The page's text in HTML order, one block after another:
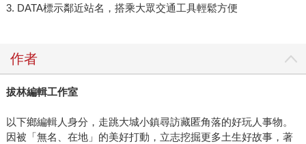
3. DATA標示鄰近站名，搭乘大眾交通工具輕鬆方便
作者
拔林編輯工作室
以下鄉編輯人身分，走跳大城小鎮尋訪藏匿角落的好玩人事物。
因被「無名、在地」的美好打動，立志挖掘更多土生好故事，著